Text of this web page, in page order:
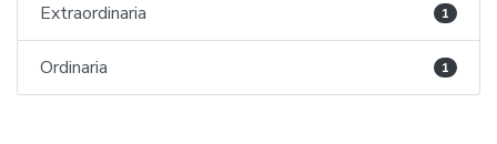
Extraordinaria 1
Ordinaria 1